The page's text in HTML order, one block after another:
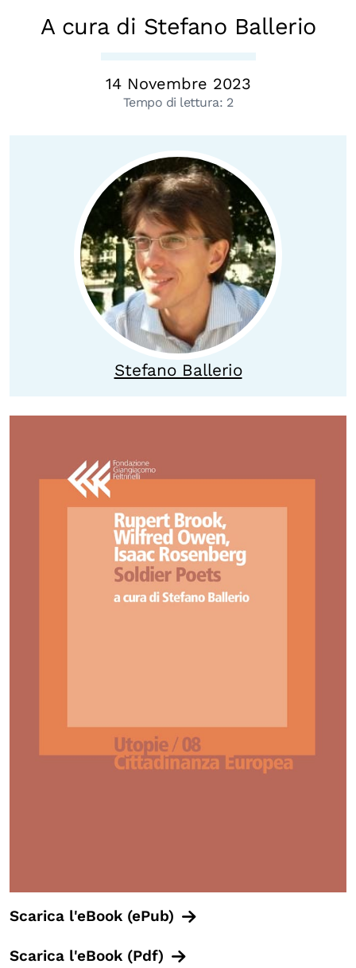
Biblioteca
Progetti Nazionali
Progetti Internazionali
Pubblicazioni
Storie di Resistenza, ottant’anni dopo
Calendario civile
Elezioni dal mondo
Attività per bambine e bambini
Under25
Classici del Pensiero Politico
Master e Executive Program
A cura di Stefano Ballerio
14 Novembre 2023
Tempo di lettura: 2
Stefano Ballerio
Scarica l'eBook (ePub)
Scarica l'eBook (Pdf)